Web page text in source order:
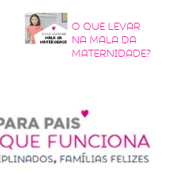
O que levar
na mala da
maternidade?